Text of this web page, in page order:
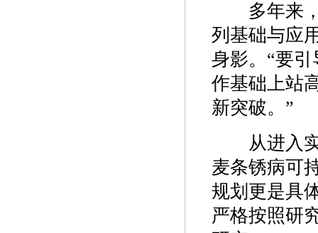
多年来，
列基础与应
身影。“要
作基础上站
新突破。”
从进入实
麦条锈病可
规划更是具
严格按照研